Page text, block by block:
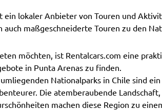
ein lokaler Anbieter von Touren und
auch maßgeschneiderte Touren zu den
möchten, ist Rentalcars.com eine
in Punta Arenas zu finden.
Nationalparks in Chile sind
Die atemberaubende
machen diese Region zu